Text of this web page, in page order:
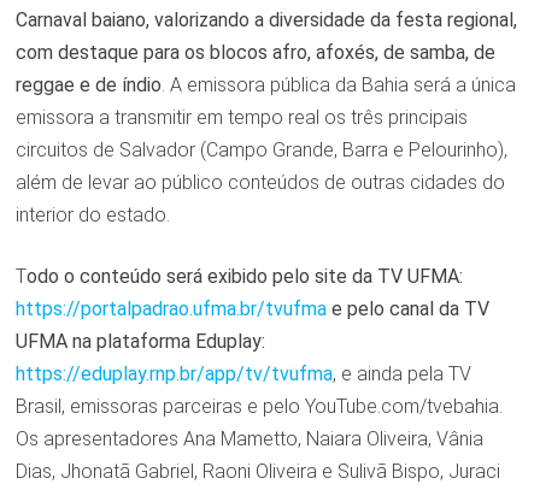
Carnaval baiano, valorizando a diversidade da festa regional,
com destaque para os blocos afro, afoxés, de samba, de
reggae e de índio . A emissora pública da Bahia será a única
emissora a transmitir em tempo real os três principais
circuitos de Salvador (Campo Grande, Barra e Pelourinho),
além de levar ao público conteúdos de outras cidades do
interior do estado.
Todo o conteúdo será exibido pelo site da TV UFMA:
https://portalpadrao.ufma.br/tvufmae pelo canal da TV
UFMA na plataforma Eduplay:
https://eduplay.rnp.br/app/tv/tvufma, e ainda pela TV
Brasil, emissoras parceiras e pelo YouTube.com/tvebahia.
Os apresentadores Ana Mametto, Naiara Oliveira, Vânia
Dias, Jhonatã Gabriel, Raoni Oliveira e Sulivã Bispo, Juraci